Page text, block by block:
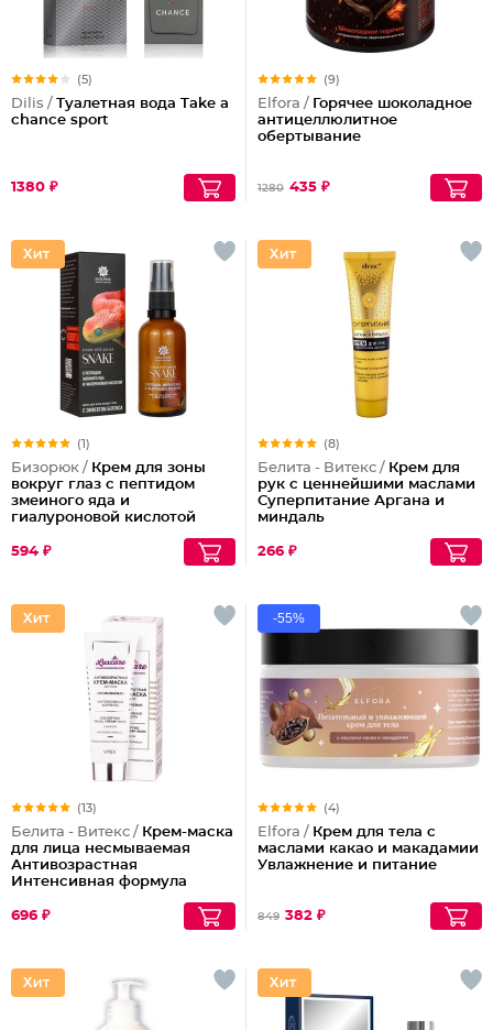
(5)
Dilis / Туалетная вода Take a
chance sport
1380 ₽
(9)
Elfora / Горячее шоколадное
антицеллюлитное
обертывание
1280 435 ₽
(1)
Бизорюк / Крем для зоны
вокруг глаз с пептидом
змеиного яда и
гиалуроновой кислотой
594 ₽
(8)
Белита - Витекс / Крем для
рук с ценнейшими маслами
Суперпитание Аргана и
миндаль
266 ₽
(13)
Белита - Витекс / Крем-маска
для лица несмываемая
Антивозрастная
Интенсивная формула
696 ₽
-55%
(4)
Elfora / Крем для тела с
маслами какао и макадамии
Увлажнение и питание
849 382 ₽